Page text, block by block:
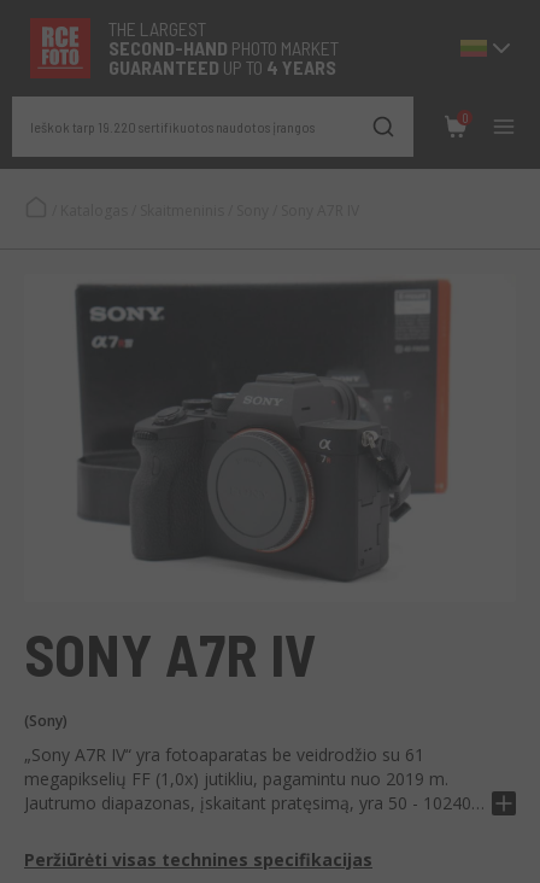
THE LARGEST
SECOND-HAND PHOTO MARKET
GUARANTEED UP TO 4 YEARS
Ieškok tarp 19.220 sertifikuotos naudotos įrangos
0
SONY A7R IV
(Sony)
„Sony A7R IV“ yra fotoaparatas be veidrodžio su 61
megapikselių FF (1,0x) jutikliu, pagamintu nuo 2019 m.
Jautrumo diapazonas, įskaitant pratęsimą, yra 50 - 102400
Peržiūrėti visas technines specifikacijas